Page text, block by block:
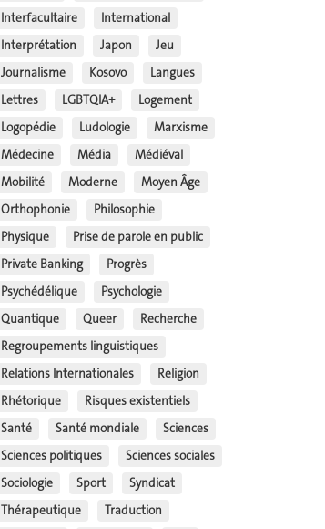
Interfacultaire
International
Interprétation
Japon
Jeu
Journalisme
Kosovo
Langues
Lettres
LGBTQIA+
Logement
Logopédie
Ludologie
Marxisme
Médecine
Média
Médiéval
Mobilité
Moderne
Moyen Âge
Orthophonie
Philosophie
Physique
Prise de parole en public
Private Banking
Progrès
Psychédélique
Psychologie
Quantique
Queer
Recherche
Regroupements linguistiques
Relations Internationales
Religion
Rhétorique
Risques existentiels
Santé
Santé mondiale
Sciences
Sciences politiques
Sciences sociales
Sociologie
Sport
Syndicat
Thérapeutique
Traduction